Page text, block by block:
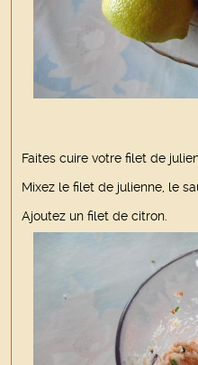
Faites cuire votre filet de
Mixez le filet de julienne, le
Ajoutez un filet de citron.